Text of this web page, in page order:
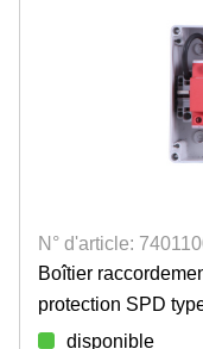
N° d'article:
Boîtier
protection SPD
disponible